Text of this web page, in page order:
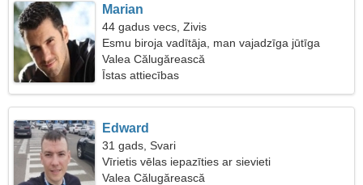
Marian
44 gadus vecs, Zivis
Esmu biroja vadītāja, man vajadzīga jūtīga
sieviete
Valea Călugărească
Īstas attiecības
Edward
31 gads, Svari
Vīrietis vēlas iepazīties ar sievieti
Valea Călugărească